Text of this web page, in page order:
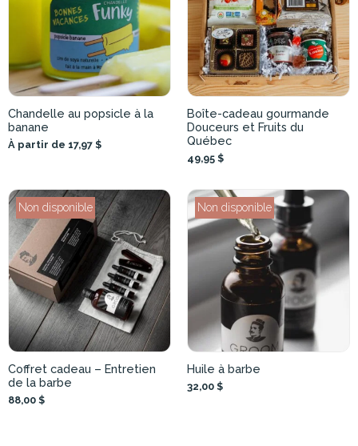
Chandelle au popsicle à la
banane
À partir de 17,97 $
Boîte-cadeau gourmande
Douceurs et Fruits du
Québec
49,95 $
Non disponible
Coffret cadeau – Entretien
de la barbe
88,00 $
Non disponible
Huile à barbe
32,00 $